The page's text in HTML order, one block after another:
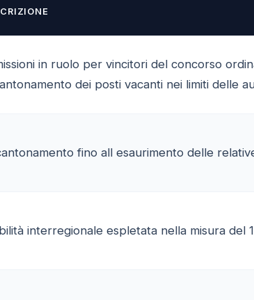
in ruolo per vincitori del concorso
dei posti vacanti nei limiti delle
fino all esaurimento delle
interregionale espletata nella misura del